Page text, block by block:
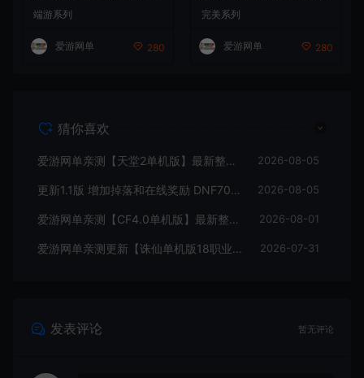
可添加全物品装备 人机对战
可选难度 带单机内辅 一键启
动视频教学
端游系列
爱游网单 280
精修第4版 配套GM工具可发
物品装备点券 配套工具大全
虚拟机一键端 视频安装教学
+手工端文本教学
完美系列
爱游网单 280
猜你喜欢
爱游网单亲测【天堂2单机版】最新整理水龙法利昂带假人商业端制作单机 内置多功能GM控制台 可发物品装备 虚拟机一键端 视频安装教学 2026-08-05
更新1.1版 增加掉落和在线奖励 DNF70星月侍魂联机版 丰富异次元技能装备词条 护石 辟邪玉 皮肤外观 BUFF技能徽章 史诗装备特效徽章 技能宝珠等 在线点 装备靠爆 2026-08-05
爱游网单亲测【CF4.0单机版】最新整理单机带GM后台可添加全物品装备 人机对战可选难度 带单机内辅 一键启动视频教学 2026-08-01
爱游网单亲测更新【诛仙单机版18职业】最新整理桃源诛仙精修第4版 配套GM工具可发物品装备点券 配套工具大全 虚拟机一键端 视频安装教学+手工端文本教学 2026-07-31
发表评论 暂无评论